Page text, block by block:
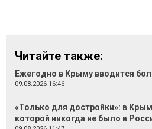
Читайте также:
Ежегодно в Крыму вводится
09.08.2026 16:46
«Только для достройки»: в
которой никогда не было в